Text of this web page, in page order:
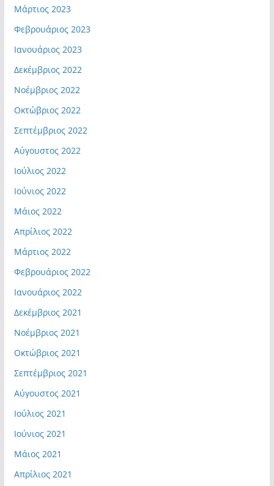
Μάρτιος 2023
Φεβρουάριος 2023
Ιανουάριος 2023
Δεκέμβριος 2022
Νοέμβριος 2022
Οκτώβριος 2022
Σεπτέμβριος 2022
Αύγουστος 2022
Ιούλιος 2022
Ιούνιος 2022
Μάιος 2022
Απρίλιος 2022
Μάρτιος 2022
Φεβρουάριος 2022
Ιανουάριος 2022
Δεκέμβριος 2021
Νοέμβριος 2021
Οκτώβριος 2021
Σεπτέμβριος 2021
Αύγουστος 2021
Ιούλιος 2021
Ιούνιος 2021
Μάιος 2021
Απρίλιος 2021